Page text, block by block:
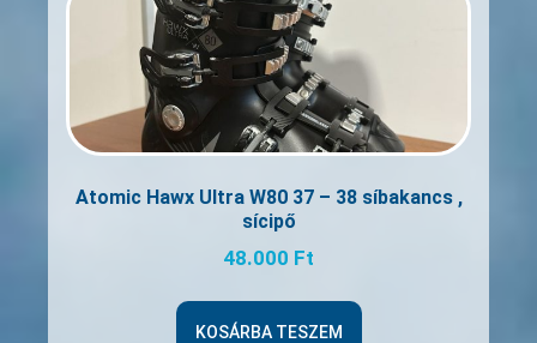
Atomic Hawx Ultra W80 37 – 38 síbakancs ,
sícipő
48.000 Ft
KOSÁRBA TESZEM